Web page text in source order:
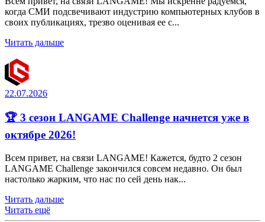
когда СМИ подсвечивают индустрию компьютерных клубов в
своих публикациях, трезво оценивая ее с...
Читать дальше
22.07.2026
🏆 3 сезон LANGAME Challenge начнется уже в
октябре 2026!
Всем привет, на связи LANGAME! Кажется, будто 2 сезон
LANGAME Challenge закончился совсем недавно. Он был
настолько жарким, что нас по сей день нак...
Читать дальше
Читать ещё